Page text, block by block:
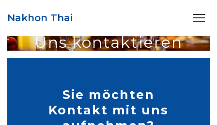
Nakhon Thai
Uns kontaktieren
Sie möchten
Kontakt mit uns